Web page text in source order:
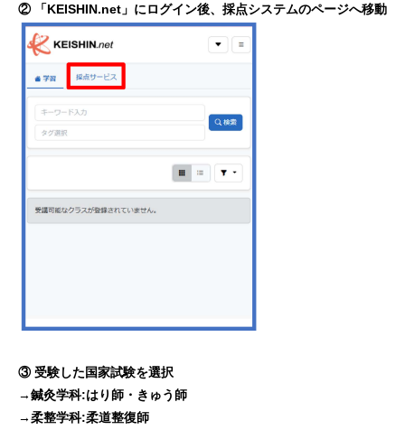
② 「KEISHIN.net」にログイン後、採点システムのページへ移動
③ 受験した国家試験を選択
→鍼灸学科:はり師・きゅう師
→柔整学科:柔道整復師